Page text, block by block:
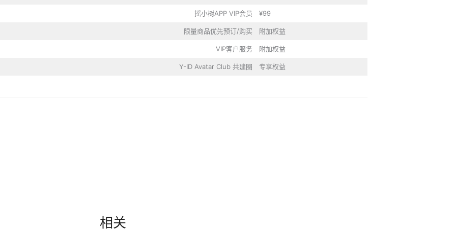
摇小树APP VIP会员 ¥99
限量商品优先预订/购买 附加权益
VIP客户服务 附加权益
Y-ID Avatar Club 共建圈 专享权益
相关